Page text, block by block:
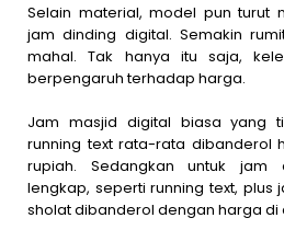
Selain material, model pun turut
jam dinding digital. Semakin
mahal. Tak hanya itu saja,
berpengaruh terhadap harga.
Jam masjid digital biasa yang
running text rata-rata dibanderol
rupiah. Sedangkan untuk jam
lengkap, seperti running text, plus
sholat dibanderol dengan harga di